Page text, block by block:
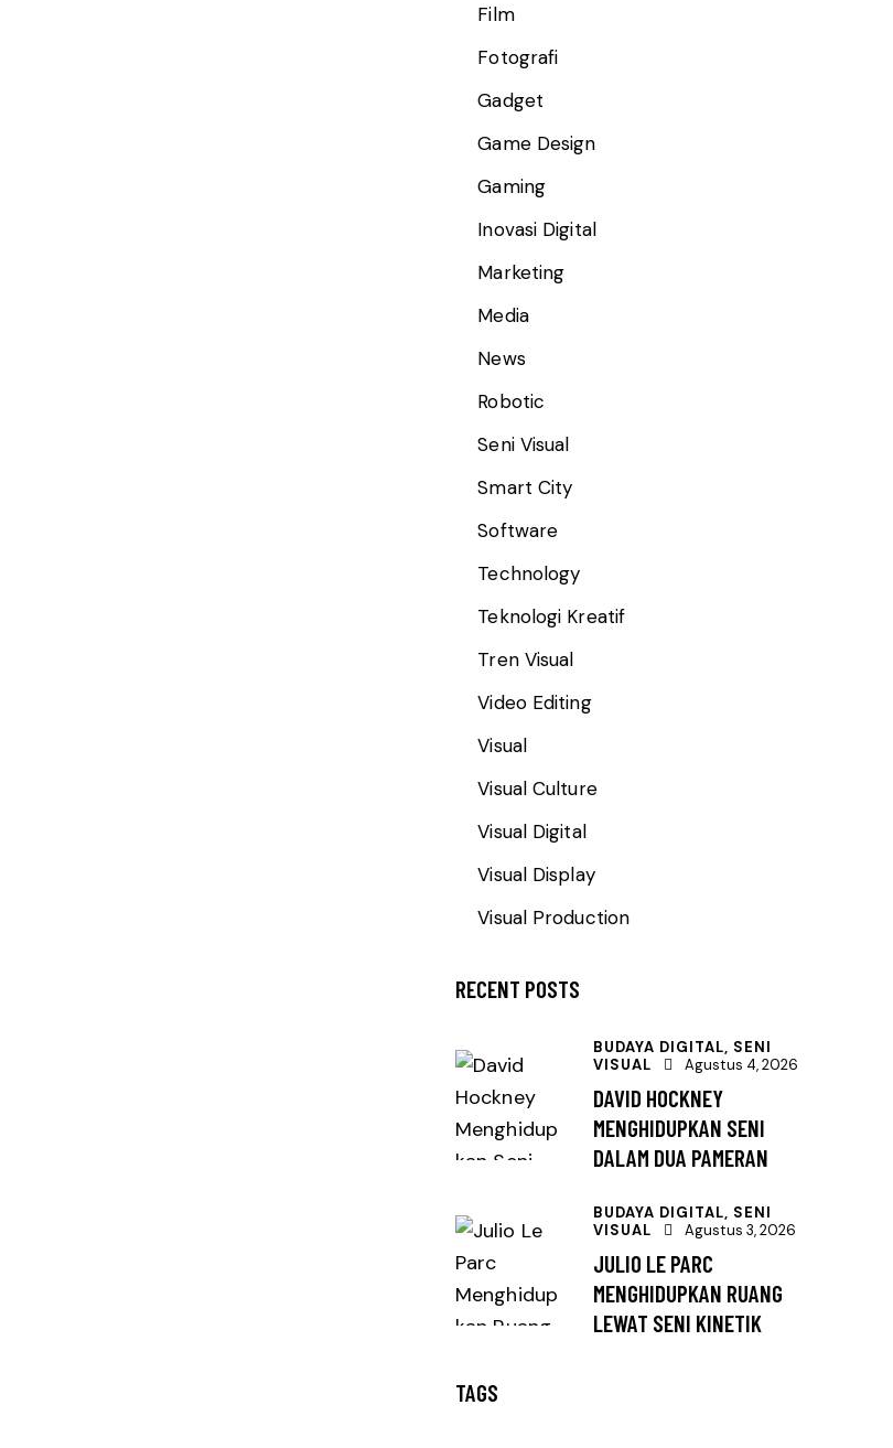
Film
Fotografi
Gadget
Game Design
Gaming
Inovasi Digital
Marketing
Media
News
Robotic
Seni Visual
Smart City
Software
Technology
Teknologi Kreatif
Tren Visual
Video Editing
Visual
Visual Culture
Visual Digital
Visual Display
Visual Production
RECENT POSTS
BUDAYA DIGITAL, SENI
VISUAL
Agustus 4, 2026
DAVID HOCKNEY
MENGHIDUPKAN SENI
DALAM DUA PAMERAN
BUDAYA DIGITAL, SENI
VISUAL
Agustus 3, 2026
JULIO LE PARC
MENGHIDUPKAN RUANG
LEWAT SENI KINETIK
TAGS